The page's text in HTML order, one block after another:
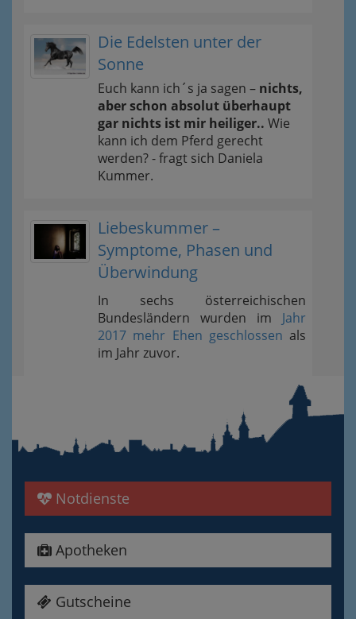
Die Edelsten unter der
Sonne
Euch kann ich´s ja sagen – nichts,
aber schon absolut überhaupt
gar nichts ist mir heiliger.. Wie
kann ich dem Pferd gerecht
werden? - fragt sich Daniela
Kummer.
Liebeskummer –
Symptome, Phasen und
Überwindung
In sechs österreichischen
Bundesländern wurden im Jahr
2017 mehr Ehen geschlossen als
im Jahr zuvor.
Notdienste
Apotheken
Gutscheine